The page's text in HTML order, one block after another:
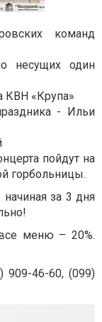
команд
несущих один
КВН «Крупа»
- Ильи
пойдут на
горбольницы.
за 3 дня
меню – 20%.
909-46-60, (099)